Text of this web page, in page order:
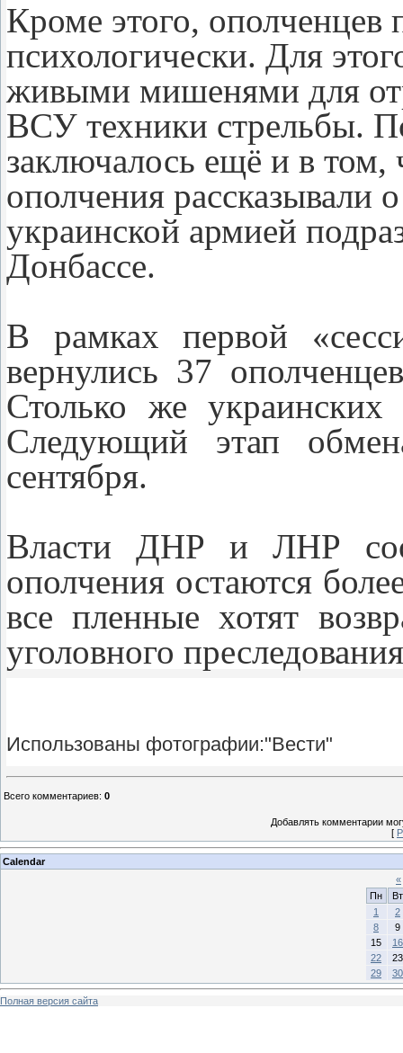
Кроме этого, ополченцев
психологически. Для
живыми мишенями для
ВСУ техники стрельбы.
заключалось ещё и в
ополчения рассказывали
украинской армией
Донбассе.
В рамках первой
вернулись 37
Столько же
Следующий этап
сентября.
Власти ДНР и ЛНР
ополчения остаются
все пленные хотят
уголовного
Использованы фотографии:"Вести"
Всего комментариев: 0
Добавлять комментарии
[
Calendar
«
Пн
Вт
1
2
8
9
15
16
22
23
29
30
Полная версия сайта